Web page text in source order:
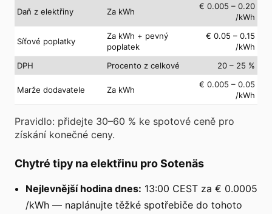
Daň z elektřiny Za kWh
€ 0.005 – 0.20
/kWh
Síťové poplatky
Za kWh + pevný
poplatek
€ 0.05 – 0.15
/kWh
DPH
Procento z celkové 20 – 25 %
Marže dodavatele Za kWh
€ 0.005 – 0.05
/kWh
Pravidlo: přidejte 30–60 % ke spotové ceně pro
získání konečné ceny.
Chytré tipy na elektřinu pro Sotenäs
Nejlevnější hodina dnes: 13:00 CEST za € 0.0005
/kWh — naplánujte těžké spotřebiče do tohoto